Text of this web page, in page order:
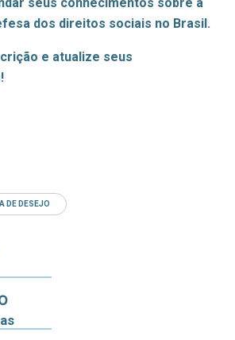
dos direitos sociais no Brasil.
e atualize seus
DE DESEJO